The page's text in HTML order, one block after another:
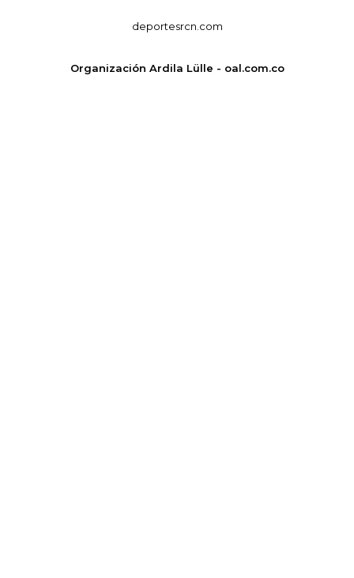
deportesrcn.com
Organización Ardila Lülle - oal.com.co